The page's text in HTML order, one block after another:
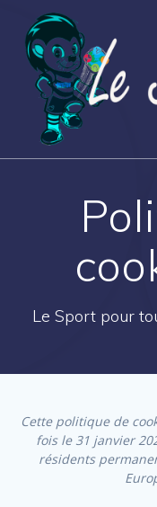
Le Sport pour
Cette politique de
fois le 31 janvier
résidents